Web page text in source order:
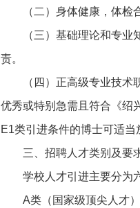
（二）身体健康，体
（三）基础理论和专
责。
（四）正高级专业技
优秀或特别急需且符合《绍
E1类引进条件的博士可适当
三、招聘人才类别及要
学校人才引进主要分为
A类（国家级顶尖人才